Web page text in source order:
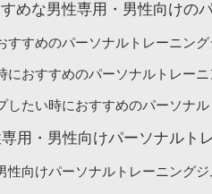
めな男性専用・男性向けの
すすめのパーソナルトレーニング
におすすめのパーソナルトレーニ
したい時におすすめのパーソナ
専用・男性向けパーソナルト
性向けパーソナルトレーニング